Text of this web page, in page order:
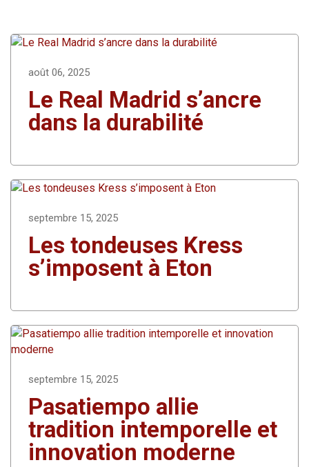
août 06, 2025
Le Real Madrid s’ancre
dans la durabilité
septembre 15, 2025
Les tondeuses Kress
s’imposent à Eton
septembre 15, 2025
Pasatiempo allie
tradition intemporelle et
innovation moderne